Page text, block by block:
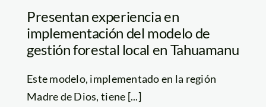
Presentan experiencia en
implementación del modelo de
gestión forestal local en Tahuamanu
Este modelo, implementado en la región
Madre de Dios, tiene [...]